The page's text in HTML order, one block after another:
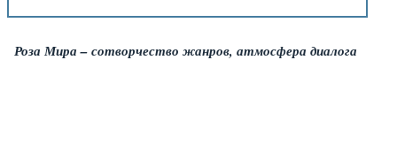
Роза Мира – сотворчество жанров, атмосфера диалога